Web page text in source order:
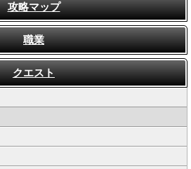
攻略マップ
職業
クエスト